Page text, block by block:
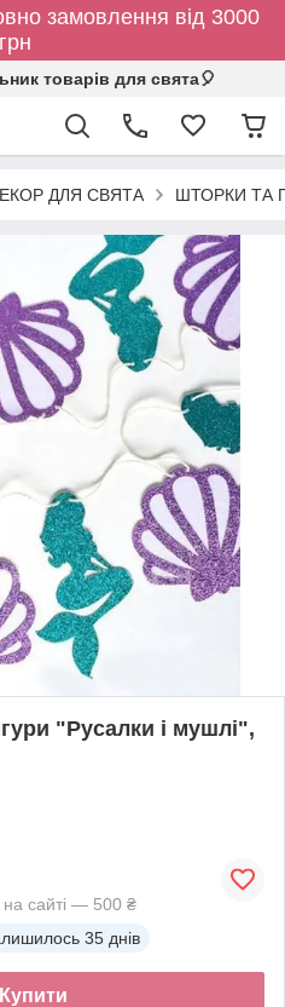
замовлення від 3000
грн
товарів для свята🎈
ДЛЯ СВЯТА ШТОРКИ ТА
"Русалки і мушлі",
сайті — 500 ₴
35 днів
Купити